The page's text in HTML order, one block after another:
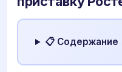
📋 Содержание